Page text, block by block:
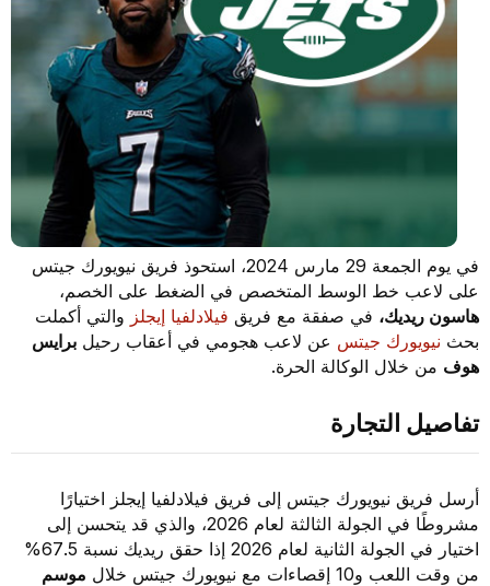
في يوم الجمعة 29 مارس 2024، استحوذ فريق نيويورك جيتس
على لاعب خط الوسط المتخصص في الضغط على الخصم،
هاسون ريديك،في صفقة مع فريقفيلادلفيا إيجلزوالتي أكملت
بحثنيويورك جيتس عن لاعب هجومي في أعقاب رحيل برايس
هوفمن خلال الوكالة الحرة.
تفاصيل التجارة
أرسل فريق نيويورك جيتس إلى فريق فيلادلفيا إيجلز اختيارًا
مشروطًا في الجولة الثالثة لعام 2026، والذي قد يتحسن إلى
اختيار في الجولة الثانية لعام 2026 إذا حقق ريديك نسبة 67.5%
من وقت اللعب و10 إقصاءات مع نيويورك جيتس خلال
موسم